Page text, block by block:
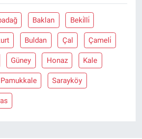
Baklan Beki̇lli̇
Buldan Çal Çameli̇
Güney Honaz Kale
Pamukkale Sarayköy